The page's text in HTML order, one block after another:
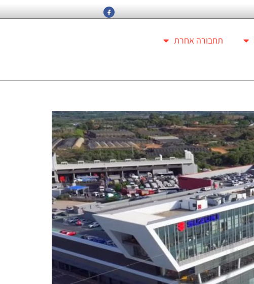
תחבורה אחרת